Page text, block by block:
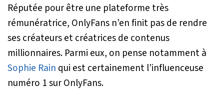
Réputée pour être une plateforme très
rémunératrice, OnlyFans n’en finit pas de rendre
ses créateurs et créatrices de contenus
millionnaires. Parmi eux, on pense notamment à
Sophie Rain qui est certainement l’influenceuse
numéro 1 sur OnlyFans.